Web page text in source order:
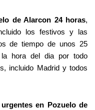
de Alarcon 24 horas,
los festivos y las
de tiempo de unos 25
la hora del dia por todo
incluido Madrid y todos
en Pozuelo de